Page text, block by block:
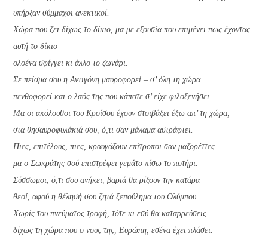
υπήρξαν σύμμαχοι ανεκτικοί.
Χώρα που ζει δίχως το δίκιο, μα με εξουσία που επιμένει πως έχοντας
αυτή το δίκιο
ολοένα σφίγγει κι άλλο το ζωνάρι.
Σε πείσμα σου η Αντιγόνη μαυροφορεί – σ’ όλη τη χώρα
πενθοφορεί και ο λαός της που κάποτε σ’ είχε φιλοξενήσει.
Μα οι ακόλουθοι του Κροίσου έχουν στοιβάξει έξω απ’ τη χώρα,
στα θησαυροφυλάκιά σου, ό,τι σαν μάλαμα αστράφτει.
Πιες, επιτέλους, πιες, κραυγάζουν επίτροποι σαν μαζορέττες
μα ο Σωκράτης σού επιστρέφει γεμάτο πίσω το ποτήρι.
Σύσσωμοι, ό,τι σου ανήκει, βαριά θα ρίξουν την κατάρα
θεοί, αφού η θέλησή σου ζητά ξεπούλημα του Ολύμπου.
Χωρίς του πνεύματος τροφή, τότε κι εσύ θα καταρρεύσεις
δίχως τη χώρα που ο νους της, Ευρώπη, εσένα έχει πλάσει.